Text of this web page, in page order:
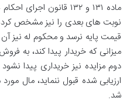
ماده ۱۳۱ و ۱۳۲ قانون
نوبت های بعدی را نیز مشخص
قیمت پایه نرسد و محکوم له نیز آن
میزانی که خریدار پیدا کند، به
دوم مزایده نیز خریداری پیدا
ارزیابی شده قبول ننماید، مال
شد.